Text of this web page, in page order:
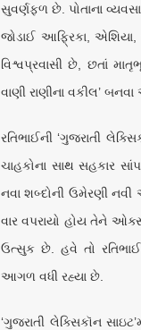
સુવર્ણફળ છે. પોતાના
જોડાઈ આફ્રિકા,
વિશ્વપ્રવાસી છે, છતાં
વાણી રાણીના વકીલ’
રતિભાઈની ‘ગુજરાતી
ચાહકોના સાથ સહકાર
નવા શબ્દોની ઉમેરણી
વાર વપરાયો હોય તેને
ઉત્સુક છે. હવે તો
આગળ વધી રહ્યા છે.
‘ગુજરાતી લેક્સિકૉન